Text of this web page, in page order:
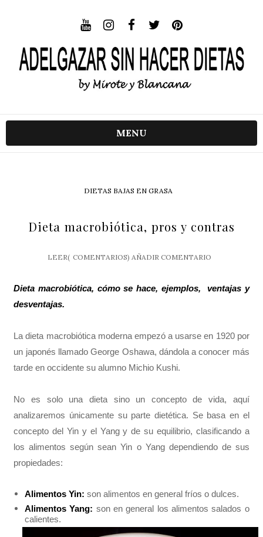
MENU
DIETAS BAJAS EN GRASA
Dieta macrobiótica, pros y contras
LEER( COMENTARIOS) AÑADIR COMENTARIO
Dieta macrobiótica, cómo se hace, ejemplos, ventajas y
desventajas.
La dieta macrobiótica moderna empezó a usarse en 1920 por
un japonés llamado George Oshawa, dándola a conocer más
tarde en occidente su alumno Michio Kushi.
No es solo una dieta sino un concepto de vida, aquí
analizaremos únicamente su parte dietética. Se basa en el
concepto del Yin y el Yang y de su equilibrio, clasificando a
los alimentos según sean Yin o Yang dependiendo de sus
propiedades:
Alimentos Yin: son alimentos en general fríos o dulces.
Alimentos Yang: son en general los alimentos salados o
calientes.